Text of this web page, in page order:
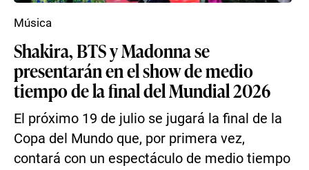
Shakira, BTS y Madonna se
presentarán en el show de medio
tiempo de la final del Mundial 2026
El próximo 19 de julio se jugará la final de la
Copa del Mundo que, por primera vez,
contará con un espectáculo de medio tiempo
Música